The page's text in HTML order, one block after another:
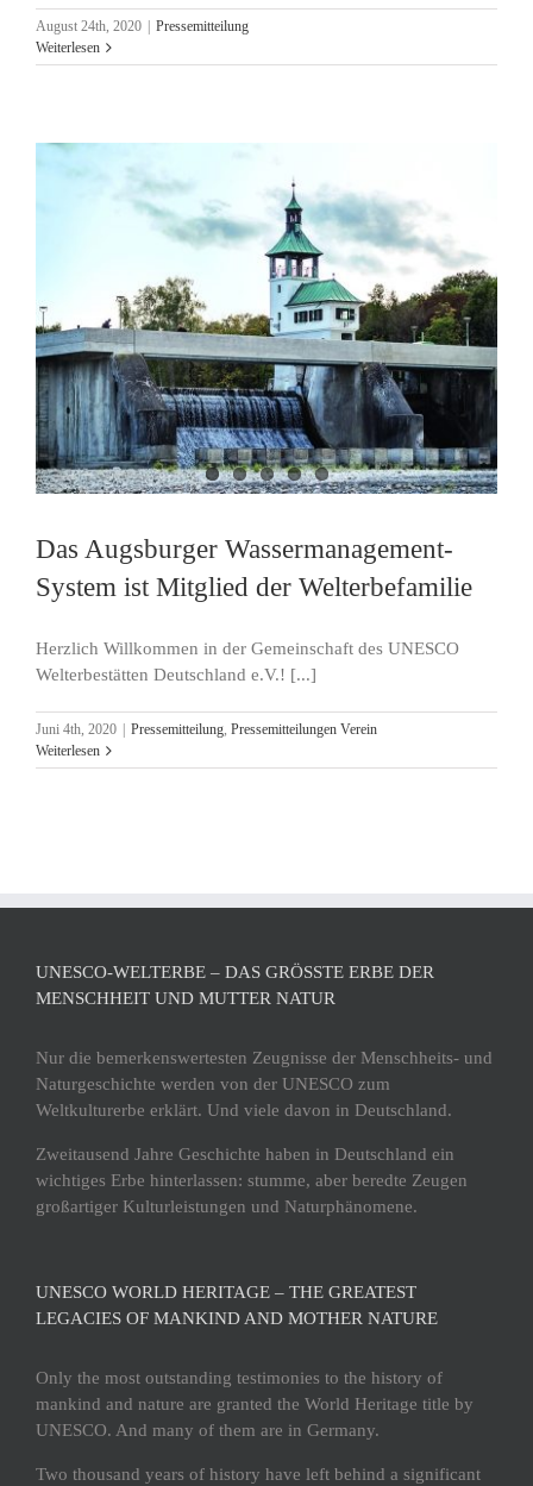
August 24th, 2020
Pressemitteilung
Weiterlesen
Das Augsburger Wassermanagement-
System ist Mitglied der Welterbefamilie
Herzlich Willkommen in der Gemeinschaft des UNESCO
Welterbestätten Deutschland e.V.! [...]
Juni 4th, 2020 Pressemitteilung, Pressemitteilungen Verein
Weiterlesen
UNESCO-WELTERBE – DAS GRÖSSTE ERBE DER M
ENSCHHEIT UND MUTTER NATUR
Nur die bemerkenswertesten Zeugnisse der Menschheits- und
Naturgeschichte werden von der UNESCO zum
Weltkulturerbe erklärt. Und viele davon in Deutschland.
Zweitausend Jahre Geschichte haben in Deutschland ein
wichtiges Erbe hinterlassen: stumme, aber beredte Zeugen
großartiger Kulturleistungen und Naturphänomene.
UNESCO WORLD HERITAGE – THE GREATEST
LEGACIES OF MANKIND AND MOTHER NATURE
Only the most outstanding testimonies to the history of
mankind and nature are granted the World Heritage title by
UNESCO. And many of them are in Germany.
Two thousand years of history have left behind a significant